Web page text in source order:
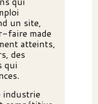
un site,
faire made
atteints,
des
qui
industrie